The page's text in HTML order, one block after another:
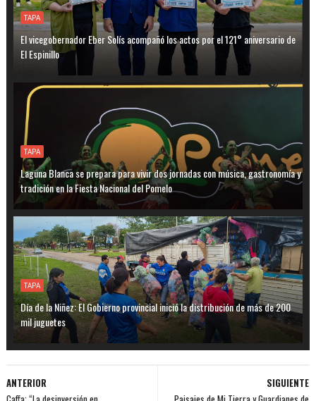
TAPA
El vicegobernador Eber Solís acompañó los actos por el 121° aniversario de
El Espinillo
TAPA
Laguna Blanca se prepara para vivir dos jornadas con música, gastronomía y
tradición en la Fiesta Nacional del Pomelo
TAPA
Día de la Niñez: El Gobierno provincial inició la distribución de más de 200
mil juguetes
SIGUIENTE
ANTERIOR